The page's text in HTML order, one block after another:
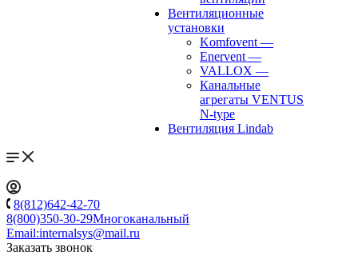
Вентиляционные
установки
Komfovent —
Enervent —
VALLOX —
Канальные
агрегаты VENTUS
N-type
Вентиляция Lindab
8(812)642-42-70
8(800)350-30-29Многоканальный
Email:internalsys@mail.ru
Заказать звонок